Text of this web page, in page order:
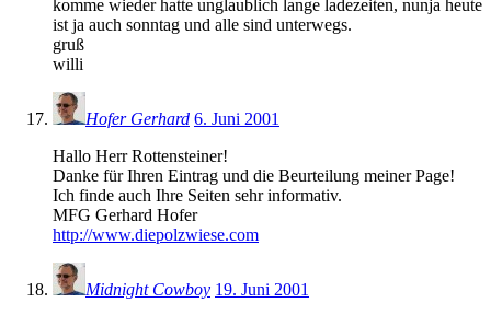
komme wieder hatte unglaublich lange ladezeiten, nunja heute
ist ja auch sonntag und alle sind unterwegs.
gruß
willi
Hofer Gerhard 6. Juni 2001
Hallo Herr Rottensteiner!
Danke für Ihren Eintrag und die Beurteilung meiner Page!
Ich finde auch Ihre Seiten sehr informativ.
MFG Gerhard Hofer
http://www.diepolzwiese.com
Midnight Cowboy 19. Juni 2001